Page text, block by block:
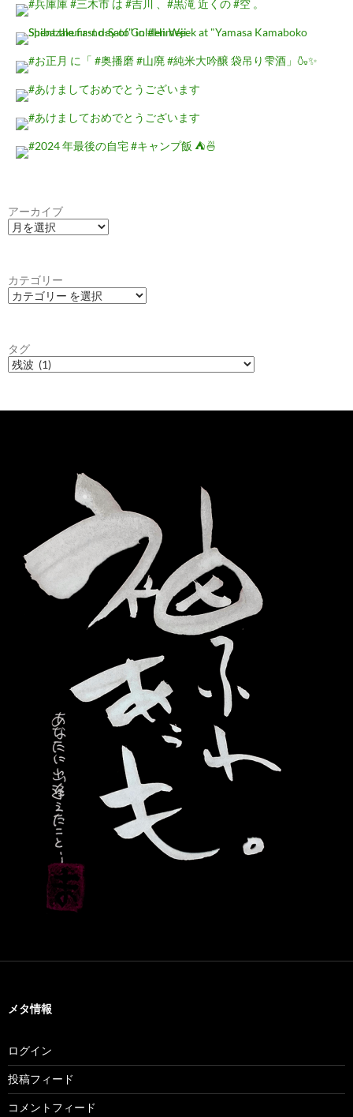
アーカイブ
カテゴリー
タグ
メタ情報
ログイン
投稿フィード
コメントフィード